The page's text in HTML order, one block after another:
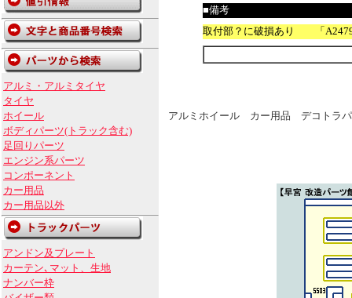
アルミ・アルミタイヤ
タイヤ
ホイール
ボディパーツ(トラック含む)
足回りパーツ
エンジン系パーツ
コンポーネント
カー用品
カー用品以外
アンドン及プレート
カーテン､マット、生地
ナンバー枠
■備考
取付部？に破損あり 「
アルミホイール カー用品 デコトラ